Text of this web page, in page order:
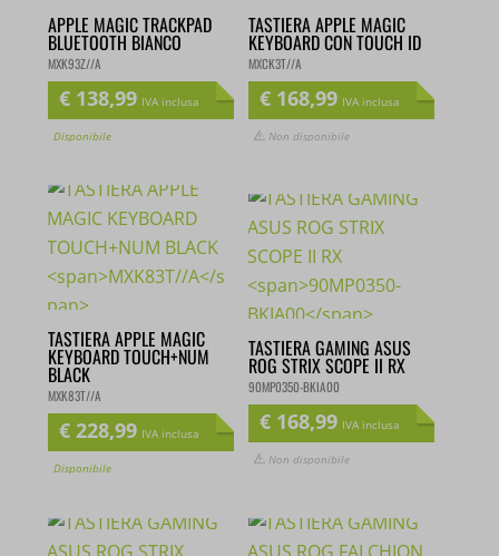
APPLE MAGIC TRACKPAD
BLUETOOTH BIANCO
MXK93Z//A
€ 138,99 IVA inclusa
Disponibile
TASTIERA APPLE MAGIC
KEYBOARD CON TOUCH ID
MXCK3T//A
€ 168,99 IVA inclusa
Non disponibile
TASTIERA APPLE MAGIC
KEYBOARD TOUCH+NUM
BLACK
MXK83T//A
€ 228,99 IVA inclusa
Disponibile
TASTIERA GAMING ASUS
ROG STRIX SCOPE II RX
90MP0350-BKIA00
€ 168,99 IVA inclusa
Non disponibile